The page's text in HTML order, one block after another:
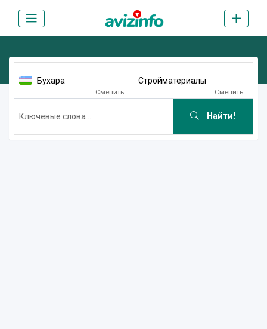
Бухара
Сменить
Стройматериалы
Сменить
Найти!